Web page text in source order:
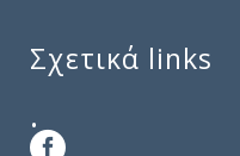
Σχετικά links
.